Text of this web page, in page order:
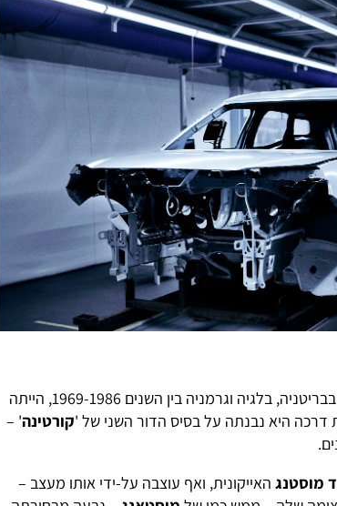
המקורית, שיוצרה עבור אירופה בבריטניה, בלגיה וגרמניה בין השנים 1969-1986, הייתה
היא נבנתה על בסיס הדור השני של 'קורטינה' –
מוסטנגהאייקונית, ואף עוצבה על-ידי אותו מעצב –